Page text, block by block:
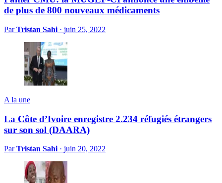
de plus de 800 nouveaux médicaments
ParTristan Sahi · juin 25, 2022
A la une
La Côte d’Ivoire enregistre 2.234 réfugiés étrangers
sur son sol (DAARA)
ParTristan Sahi · juin 20, 2022